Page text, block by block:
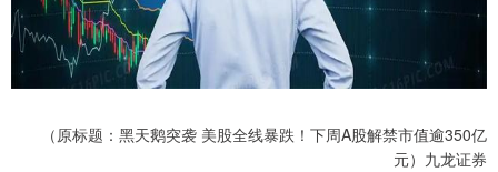
（原标题：黑天鹅突袭 美股全线暴跌！下周A股解禁市值逾350亿
元）九龙证券